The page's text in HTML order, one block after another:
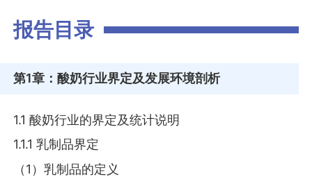
报告目录
第1章 ：酸奶行业界定及发展环境剖析
1.1 酸奶行业的界定及统计说明
1.1.1 乳制品界定
（1）乳制品的定义